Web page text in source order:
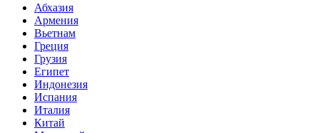
Абхазия
Армения
Вьетнам
Греция
Грузия
Египет
Индонезия
Испания
Италия
Китай